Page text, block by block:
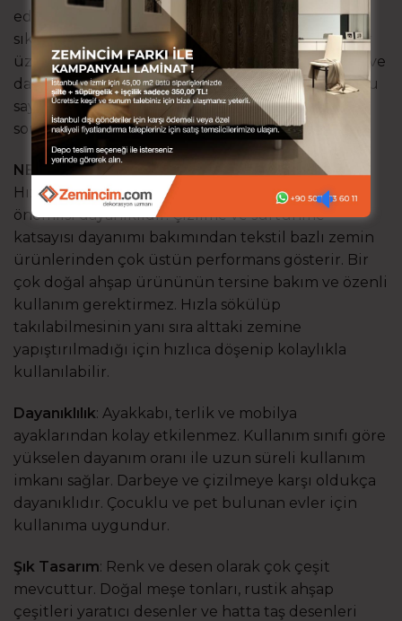
edilen ağaçların işlenerek güçlendirip
sıkıştırılmasıyla panellere dönüştürülür. Paneller
üzerinde desen kaplaması ve geliştirilmiş sertlik ve
dayanım sağlayan koruyucu tabakalar kaplıdır. Bu
sayede çeşitli ebat, döşeme sistemi ve neredeyse
sonsuz desen çeşitliği sağlanır.
NEDEN LAMİNAT PARKE KULLANMALIYIM?
Hızlı döşenir, çok çeşit sunar ve hepsinden
önemlisi dayanıklıdır. Çizilme ve sürtünme
katsayısı dayanımı bakımından tekstil bazlı zemin
ürünlerinden çok üstün performans gösterir. Bir
çok doğal ahşap ürününün tersine bakım ve özenli
kullanım gerektirmez. Hızla sökülüp
takılabilmesinin yanı sıra alttaki zemine
yapıştırılmadığı için hızlıca döşenip kolaylıkla
kullanılabilir.
Dayanıklılık: Ayakkabı, terlik ve mobilya
ayaklarından kolay etkilenmez. Kullanım sınıfı göre
yükselen dayanım oranı ile uzun süreli kullanım
imkanı sağlar. Darbeye ve çizilmeye karşı oldukça
dayanıklıdır. Çocuklu ve pet bulunan evler için
kullanıma uygundur.
Şık Tasarım: Renk ve desen olarak çok çeşit
mevcuttur. Doğal meşe tonları, rustik ahşap
çeşitleri yaratıcı desenler ve hatta taş desenleri